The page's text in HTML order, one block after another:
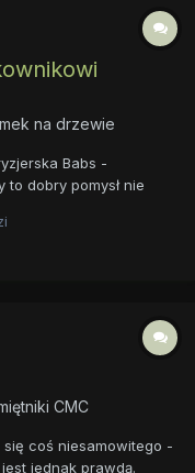
na drzewie
Babs -
dobry pomysł nie
też ? Na tym
nową fryzu...
CMC
się coś niesamowitego -
jednak prawdą.